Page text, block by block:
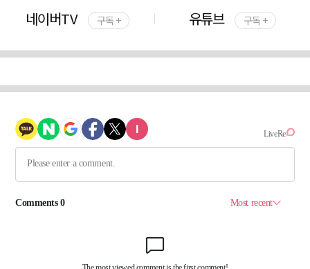
네이버TV 구독 + 유튜브 구독 +